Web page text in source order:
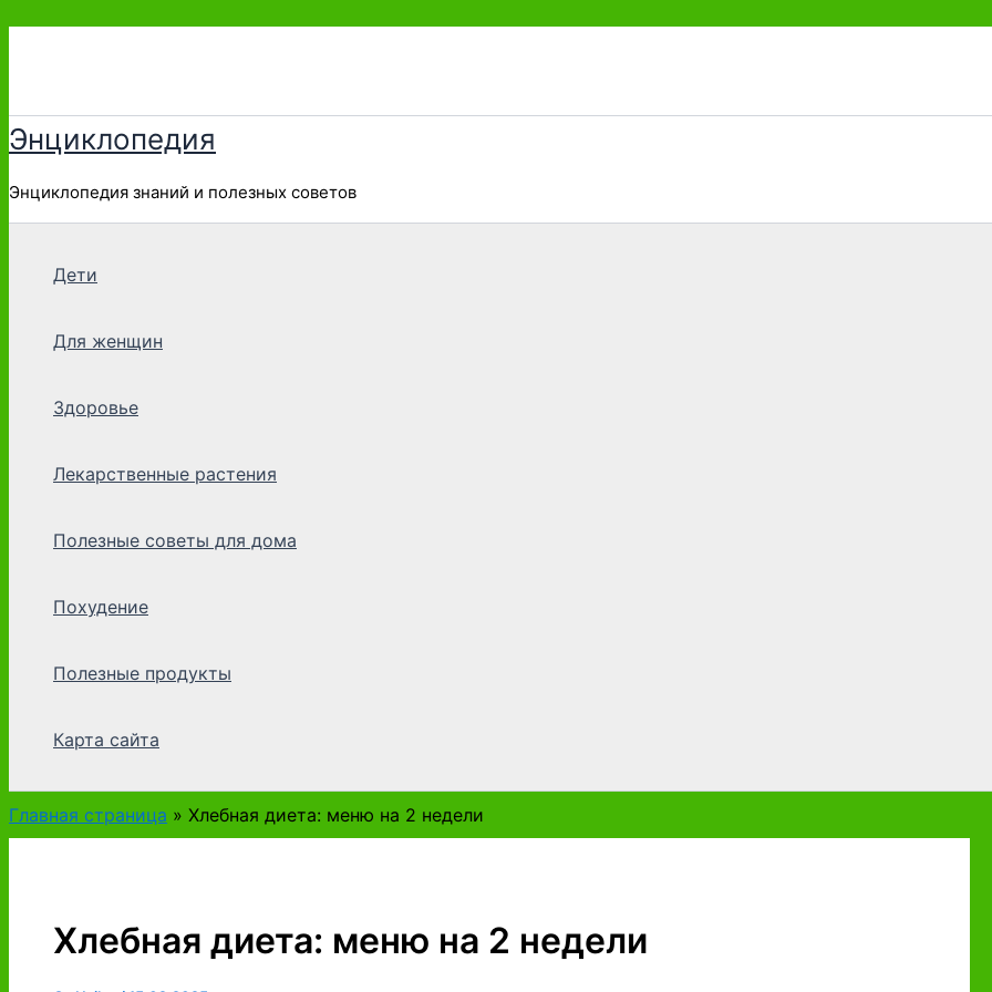
Перейти
Энциклопедия
Энциклопедия знаний и полезных советов
Дети
Для женщин
Здоровье
Лекарственные растения
Полезные советы для дома
Похудение
Полезные продукты
Карта сайта
Главная страница » Хлебная диета: меню на 2 недели
Хлебная диета: меню на 2 недели